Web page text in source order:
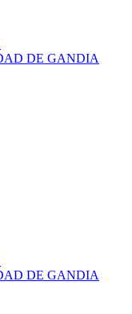
DE GANDIA
DE GANDIA